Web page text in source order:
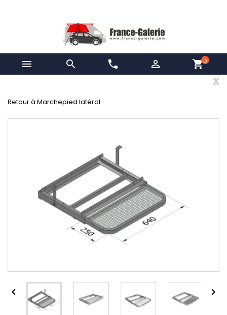
  phone  shopping_cart0
x
Retour à Marchepied latéral
 